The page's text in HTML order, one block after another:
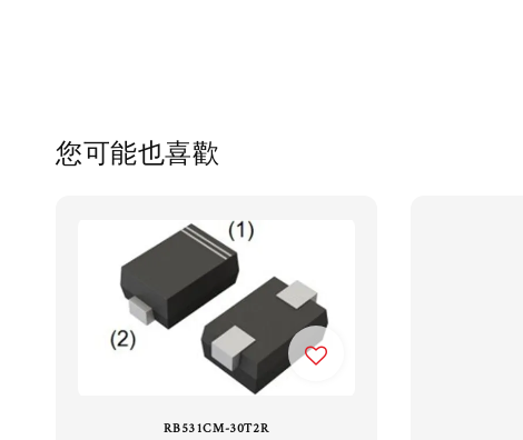
您可能也喜歡
RB531CM-30T2R